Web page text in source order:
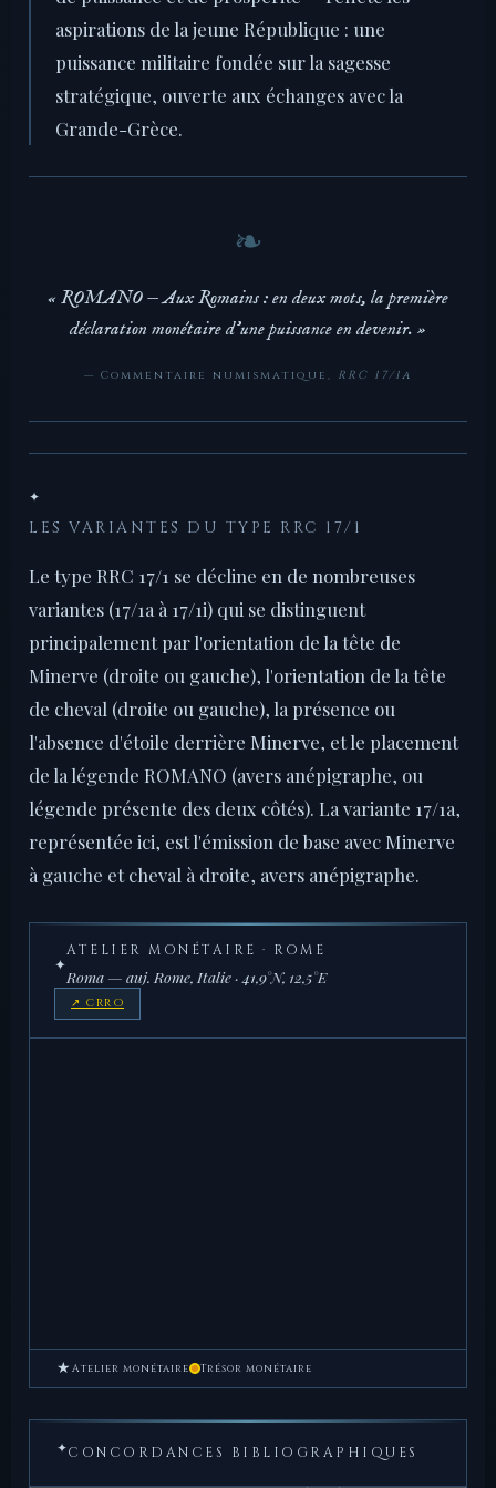
aspirations de la jeune République : une
puissance militaire fondée sur la sagesse
stratégique, ouverte aux échanges avec la
Grande-Grèce.
« ROMANO — Aux Romains : en deux mots, la première
déclaration monétaire d'une puissance en devenir. »
— Commentaire numismatique, RRC 17/1a
✦
LES VARIANTES DU TYPE RRC 17/1
Le type RRC 17/1 se décline en de nombreuses
variantes (17/1a à 17/1i) qui se distinguent
principalement par l'orientation de la tête de
Minerve (droite ou gauche), l'orientation de la tête
de cheval (droite ou gauche), la présence ou
l'absence d'étoile derrière Minerve, et le placement
de la légende ROMANO (avers anépigraphe, ou
légende présente des deux côtés). La variante 17/1a,
représentée ici, est l'émission de base avec Minerve
à gauche et cheval à droite, avers anépigraphe.
✦
ATELIER MONÉTAIRE · ROME
Roma — auj. Rome, Italie · 41,9°N, 12,5°E
↗ CRRO
★ Atelier monétaire Trésor monétaire
✦CONCORDANCES BIBLIOGRAPHIQUES